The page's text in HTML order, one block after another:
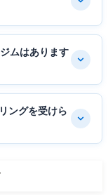
ムはあります
ングを受けら